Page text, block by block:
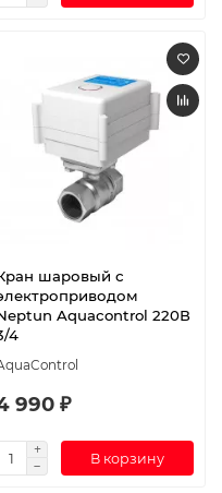
шаровый с
Aquacontrol 220В
4
990 ₽
В корзину